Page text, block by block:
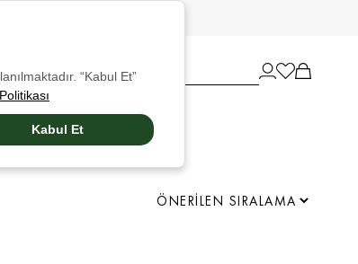
“Kabul Et”
Kabul Et